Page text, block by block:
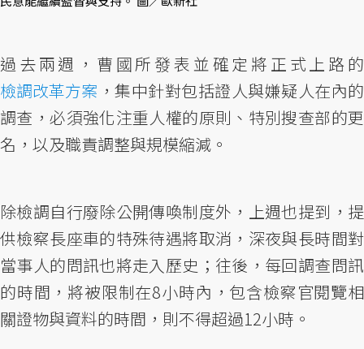
過去兩週，曹國所發表並確定將正式上路的
檢調改革方案 ，集中針對包括證人與嫌疑人在內的
調查，必須強化注重人權的原則、特別搜查部的更
名，以及職責調整與規模縮減。
除檢調自行廢除公開傳喚制度外，上週也提到，提
供檢察長座車的特殊待遇將取消，深夜與長時間對
當事人的問訊也將走入歷史；往後，每回調查問訊
的時間，將被限制在8小時內，包含檢察官閱覽相
關證物與資料的時間，則不得超過12小時。